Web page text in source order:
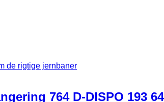
de rigtige jernbaner
764 D-DISPO 193